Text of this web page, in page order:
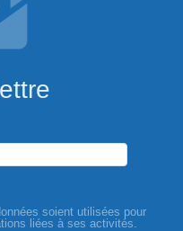
soient utilisées pour
liées à ses activités.